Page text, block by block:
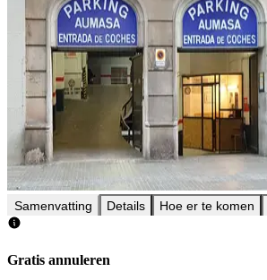
Samenvatting Details Hoe er te komen
Gratis annuleren